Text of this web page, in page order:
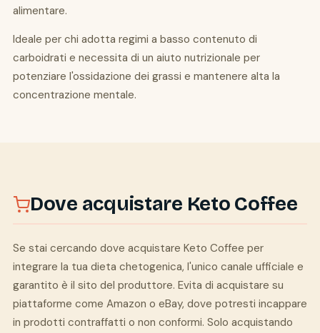
alimentare.
Ideale per chi adotta regimi a basso contenuto di
carboidrati e necessita di un aiuto nutrizionale per
potenziare l'ossidazione dei grassi e mantenere alta la
concentrazione mentale.
Dove acquistare Keto Coffee
Se stai cercando dove acquistare Keto Coffee per
integrare la tua dieta chetogenica, l'unico canale ufficiale e
garantito è il sito del produttore. Evita di acquistare su
piattaforme come Amazon o eBay, dove potresti incappare
in prodotti contraffatti o non conformi. Solo acquistando